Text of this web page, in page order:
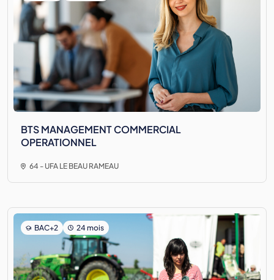
BTS MANAGEMENT COMMERCIAL
OPERATIONNEL
64 - UFA LE BEAU RAMEAU
BAC+2 24 mois